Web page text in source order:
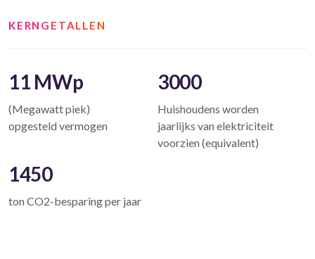
KERNGETALLEN
11 MWp
(Megawatt piek)
opgesteld vermogen
3000
Huishoudens worden
jaarlijks van elektriciteit
voorzien (equivalent)
1450
ton CO2-besparing per jaar